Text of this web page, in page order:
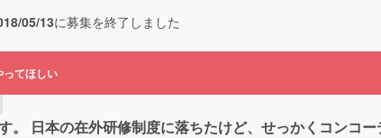
05/13に募集を終了しました
ってほしい
日本の在外研修制度に落ちたけど、せっかくコンコー